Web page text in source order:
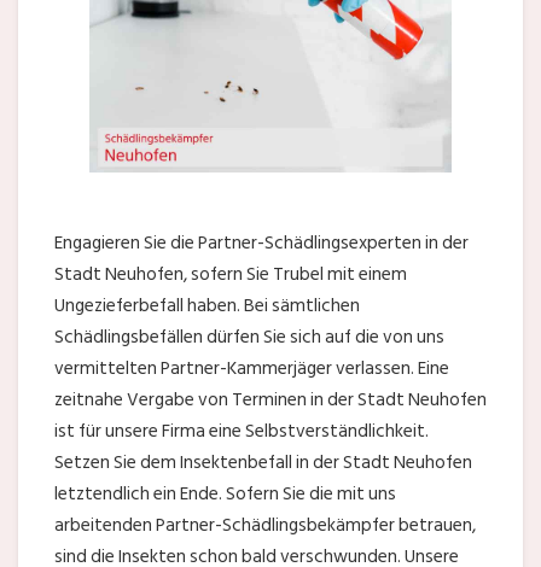
Engagieren Sie die Partner-Schädlingsexperten in der
Stadt Neuhofen, sofern Sie Trubel mit einem
Ungezieferbefall haben. Bei sämtlichen
Schädlingsbefällen dürfen Sie sich auf die von uns
vermittelten Partner-Kammerjäger verlassen. Eine
zeitnahe Vergabe von Terminen in der Stadt Neuhofen
ist für unsere Firma eine Selbstverständlichkeit.
Setzen Sie dem Insektenbefall in der Stadt Neuhofen
letztendlich ein Ende. Sofern Sie die mit uns
arbeitenden Partner-Schädlingsbekämpfer betrauen,
sind die Insekten schon bald verschwunden. Unsere